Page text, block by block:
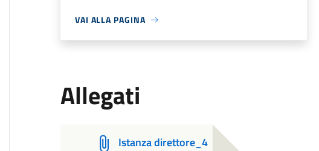
VAI ALLA PAGINA
Allegati
Istanza direttore_4